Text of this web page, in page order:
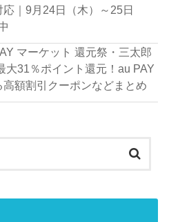
｜9月24日（木）～25日
マーケット 還元祭・三太郎
大31％ポイント還元！au PAY
額割引クーポンなどまとめ